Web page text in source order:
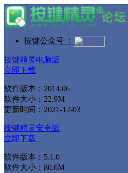
按键公众号 ：
按键精灵电脑版
立即下载
软件版本：2014.06
软件大小：22.9M
更新时间：2021-12-03
按键精灵安卓版
立即下载
软件版本：5.1.0
软件大小：80.6M